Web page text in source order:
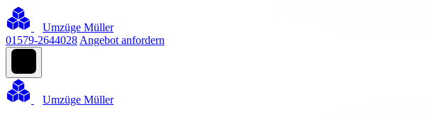
Umzüge Müller
01579-2644028 Angebot anfordern
Umzüge Müller